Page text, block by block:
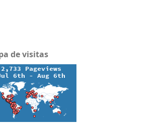
de visitas